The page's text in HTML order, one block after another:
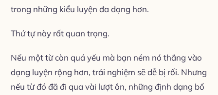
trong những kiểu luyện đa dạng hơn.
Thứ tự này rất quan trọng.
Nếu một từ còn quá yếu mà bạn ném nó thẳng vào
dạng luyện rộng hơn, trải nghiệm sẽ dễ bị rối. Nhưng
nếu từ đó đã đi qua vài lượt ôn, những định dạng bổ